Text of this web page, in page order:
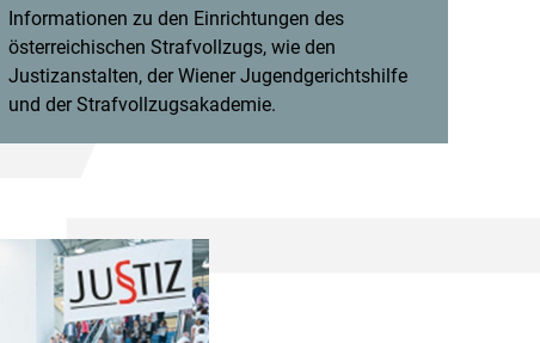
Informationen zu den Einrichtungen des
österreichischen Strafvollzugs, wie den
Justizanstalten, der Wiener Jugendgerichtshilfe
und der Strafvollzugsakademie.